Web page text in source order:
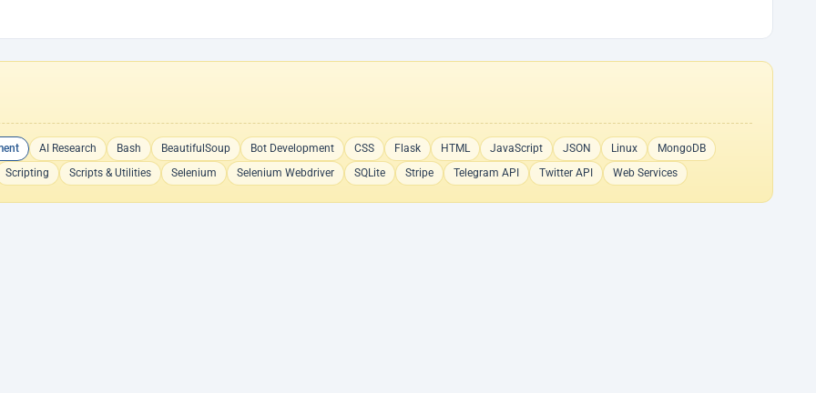
AI Research Bash BeautifulSoup Bot Development CSS Flask HTML JavaScript JSON Linux
MongoDB
Scripting
Scripts & Utilities Selenium Selenium Webdriver SQLite Stripe Telegram API Twitter API Web Services